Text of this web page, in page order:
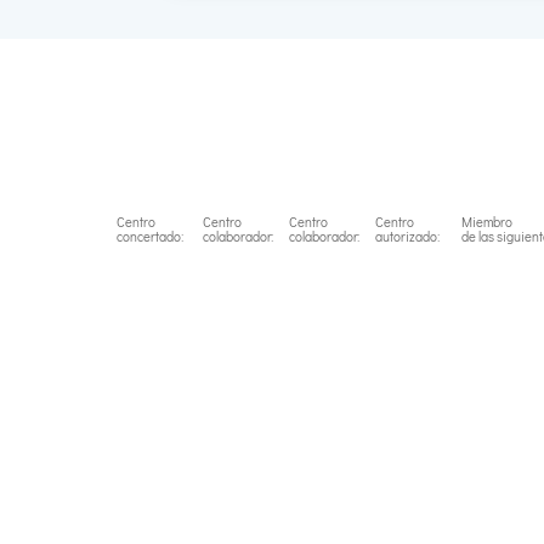
Centro
concertado:
Centro
colaborador:
Centro
colaborador:
Centro
autorizado:
Miembro
de las